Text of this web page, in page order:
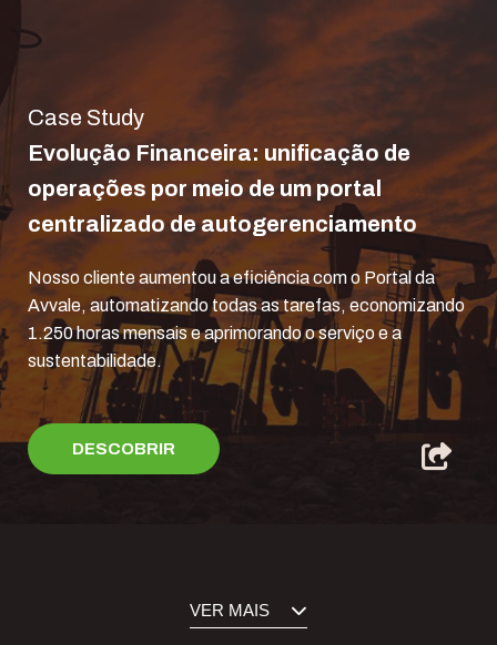
Case Study
Evolução Financeira: unificação de
operações por meio de um portal
centralizado de autogerenciamento
Nosso cliente aumentou a eficiência com o Portal da
Avvale, automatizando todas as tarefas, economizando
1.250 horas mensais e aprimorando o serviço e a
sustentabilidade.
DESCOBRIR
VER MAIS